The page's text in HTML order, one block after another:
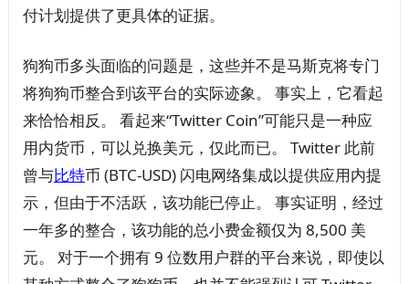
付计划提供了更具体的证据。
狗狗币多头面临的问题是，这些并不是马斯克将专门
将狗狗币整合到该平台的实际迹象。 事实上，它看起
来恰恰相反。 看起来“Twitter Coin”可能只是一种应
用内货币，可以兑换美元，仅此而已。 Twitter 此前
曾与比特币 (BTC-USD) 闪电网络集成以提供应用内提
示，但由于不活跃，该功能已停止。 事实证明，经过
一年多的整合，该功能的总小费金额仅为 8,500 美
元。 对于一个拥有 9 位数用户群的平台来说，即使以